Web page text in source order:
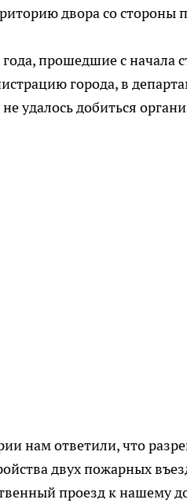
двора со стороны
года, прошедшие с начала
города, в
удалось добиться
нам ответили, что
двух пожарных
проезд к нашему